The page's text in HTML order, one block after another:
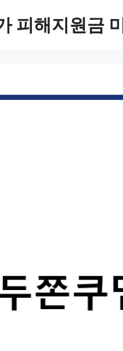
피해지원금